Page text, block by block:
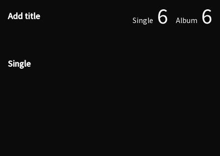
Add title Single 6 Album 6
Single